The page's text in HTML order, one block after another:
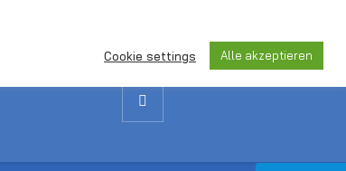
Cookie settings Alle akzeptieren